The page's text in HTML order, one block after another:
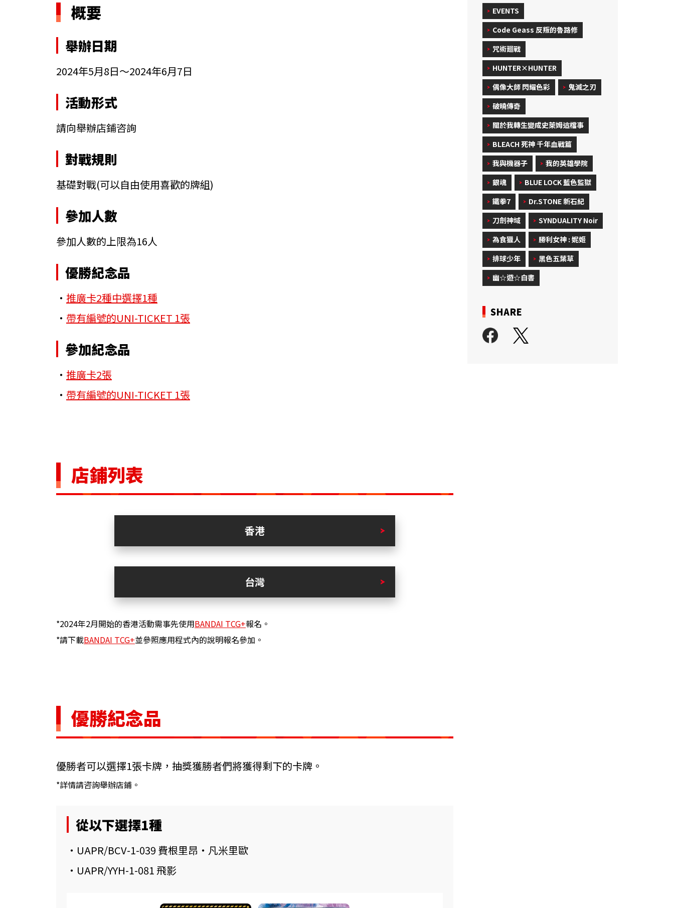
概要
舉辦日期
2024年5月8日～2024年6月7日
活動形式
請向舉辦店鋪咨詢
對戰規則
基礎對戰(可以自由使用喜歡的牌組)
參加人數
參加人數的上限為16人
優勝紀念品
・ 推廣卡2種中選擇1種
・ 帶有編號的UNI-TICKET 1張
參加紀念品
・ 推廣卡2張
・ 帶有編號的UNI-TICKET 1張
店鋪列表
香港
台灣
*2024年2月開始的香港活動需事先使用BANDAI TCG+報名。
*請下載BANDAI TCG+並參照應用程式內的說明報名參加。
優勝紀念品
優勝者可以選擇1張卡牌，抽獎獲勝者們將獲得剩下的卡牌。
*詳情請咨詢舉辦店鋪。
從以下選擇1種
・UAPR/BCV-1-039 費根里昂・凡米里歐
・UAPR/YYH-1-081 飛影
EVENTS
Code Geass 反叛的魯路修
咒術廻戰
HUNTER×HUNTER
偶像大師 閃耀色彩
鬼滅之刃
破曉傳奇
關於我轉生變成史萊姆這檔事
BLEACH 死神 千年血戰篇
我與機器子
我的英雄學院
銀魂
BLUE LOCK 藍色監獄
鐵拳7
Dr.STONE 新石紀
刀劍神域
SYNDUALITY Noir
為食獵人
勝利女神 : 妮姬
排球少年
黑色五葉草
幽☆遊☆白書
SHARE